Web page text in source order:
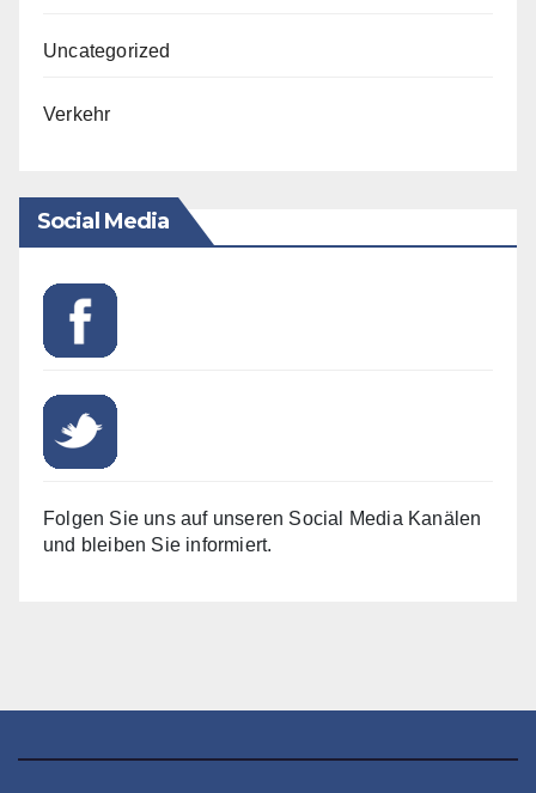
Uncategorized
Verkehr
Social Media
Folgen Sie uns auf unseren Social Media Kanälen
und bleiben Sie informiert.